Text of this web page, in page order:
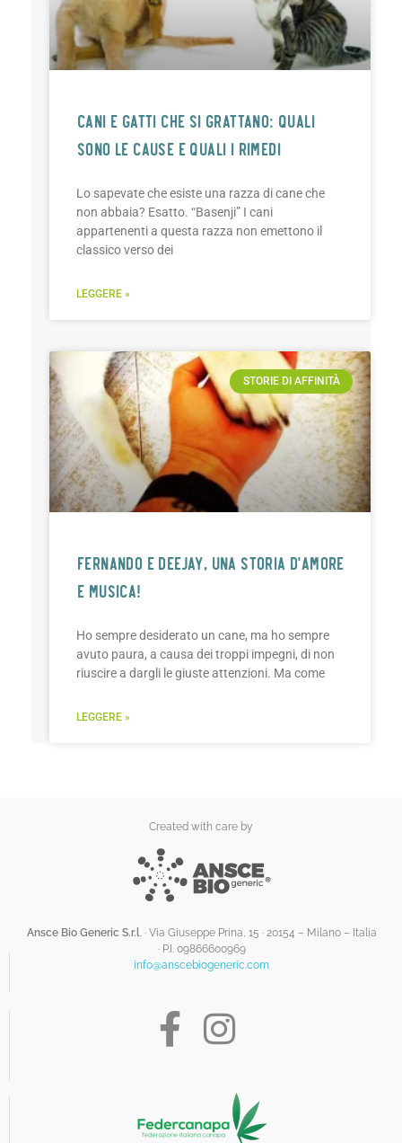
CANI E GATTI CHE SI GRATTANO: QUALI
SONO LE CAUSE E QUALI I RIMEDI
Lo sapevate che esiste una razza di cane che
non abbaia? Esatto. “Basenji” I cani
appartenenti a questa razza non emettono il
classico verso dei
LEGGERE »
STORIE DI AFFINITÀ
FERNANDO E DEEJAY, UNA STORIA D’AMORE
E MUSICA!
Ho sempre desiderato un cane, ma ho sempre
avuto paura, a causa dei troppi impegni, di non
riuscire a dargli le giuste attenzioni. Ma come
LEGGERE »
Created with care by
Ansce Bio Generic S.r.l. · Via Giuseppe Prina, 15 · 20154 – Milano – Italia
· P.I. 09866600969
info@anscebiogeneric.com